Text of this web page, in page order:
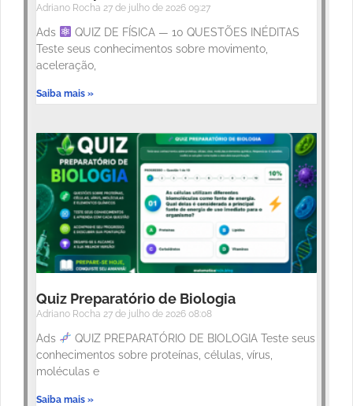
Adriano Rocha 27 de julho de 2026 09:27
Ads
QUIZ DE FÍSICA — 10 QUESTÕES INÉDITAS
Teste seus conhecimentos sobre movimento,
aceleração,
Saiba mais »
Quiz Preparatório de Biologia
Adriano Rocha 27 de julho de 2026 08:08
Ads
QUIZ PREPARATÓRIO DE BIOLOGIA Teste seus
conhecimentos sobre proteínas, células, vírus,
moléculas e
Saiba mais »